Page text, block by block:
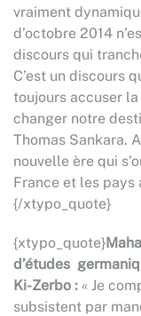
vraiment
d’octobre 2014
discours qui
C’est un discours
toujours accuser
changer notre
Thomas Sankara.
nouvelle ère qui
France et les pays
{/xtypo_quote}
{xtypo_quote}
d’études
Ki-Zerbo : « Je
subsistent par